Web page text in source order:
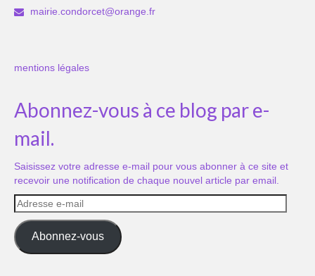
mairie.condorcet@orange.fr
mentions légales
Abonnez-vous à ce blog par e-
mail.
Saisissez votre adresse e-mail pour vous abonner à ce site et
recevoir une notification de chaque nouvel article par email.
Adresse
e-
mail
Abonnez-vous